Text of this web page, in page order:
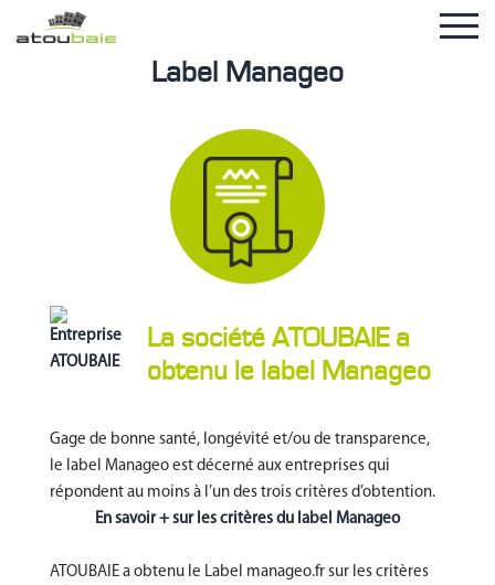
Label Manageo
La société ATOUBAIE a
obtenu le label Manageo
Gage de bonne santé, longévité et/ou de transparence,
le label Manageo est décerné aux entreprises qui
répondent au moins à l’un des trois critères d’obtention.
En savoir + sur les critères du label Manageo
ATOUBAIE a obtenu le Label manageo.fr sur les critères